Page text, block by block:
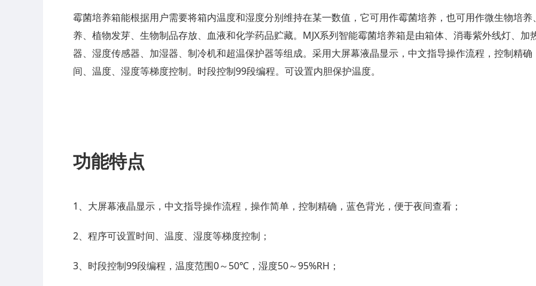
霉菌培养箱能根据用户需要将箱内温度和湿度分别维持在某一数值，它可用作霉菌培养，也可用作微生物培
养、植物发芽、生物制品存放、血液和化学药品贮藏。MJX系列智能霉菌培养箱是由箱体、消毒紫外线灯、
器、湿度传感器、加湿器、制冷机和超温保护器等组成。采用大屏幕液晶显示，中文指导操作流程，控制精
间、温度、湿度等梯度控制。时段控制99段编程。可设置内胆保护温度。
功能特点
1、大屏幕液晶显示，中文指导操作流程，操作简单，控制精确，蓝色背光，便于夜间查看；
2、程序可设置时间、温度、湿度等梯度控制；
3、时段控制99段编程，温度范围0～50℃，湿度50～95%RH；